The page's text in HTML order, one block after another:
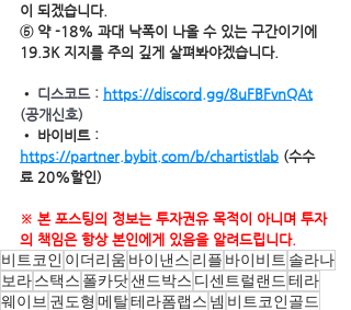
이 되겠습니다.
⑤ 약 -18% 과대 낙폭이 나올 수 있는 구간이기에
19.3K 지지를 주의 깊게 살펴봐야겠습니다.
• 디스코드 : https://discord.gg/8uFBFvnQAt
(공개신호)
• 바이비트 :
https://partner.bybit.com/b/chartistlab (수수
료 20%할인)
※ 본 포스팅의 정보는 투자권유 목적이 아니며 투자
의 책임은 항상 본인에게 있음을 알려드립니다.
비트코인 이더리움 바이낸스 리플 바이비트 솔라나
보라스택스 폴카닷샌드박스 디센트럴랜드테라
웨이브 권도형 메탈테라폼랩스 넴 비트코인골드